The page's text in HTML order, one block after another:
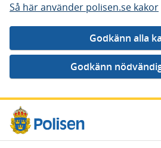
Så här använder polisen.se kakor
Gå direkt till innehåll